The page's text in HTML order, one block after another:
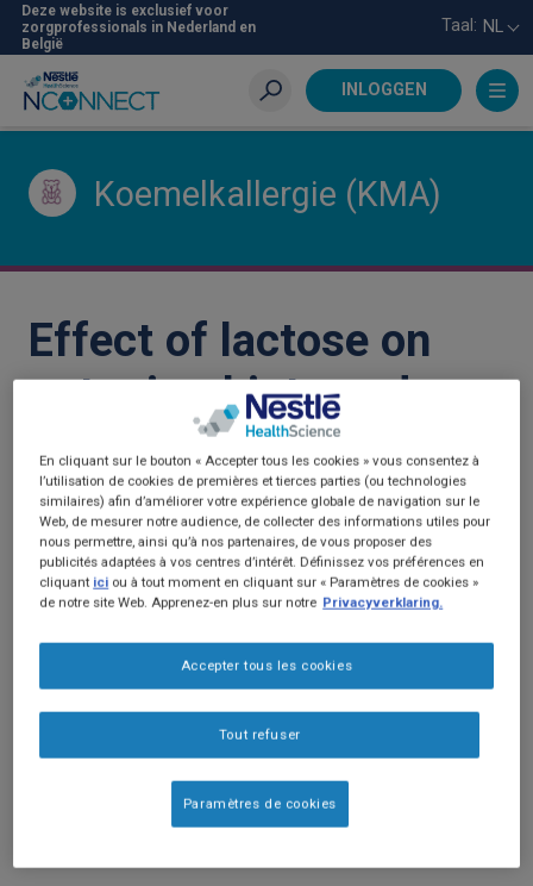
Skip
main
content
Deze website is exclusief voor
zorgprofessionals in Nederland en
België
Taal: NL
INLOGGEN
Zoeken
Koemelkallergie (KMA)
Effect of lactose on
gut microbiota and
metabolome of infants
with cow’s milk allergy
En cliquant sur le bouton « Accepter tous les cookies » vous consentez à
l’utilisation de cookies de premières et tierces parties (ou technologies
similaires) afin d’améliorer votre expérience globale de navigation sur le
Web, de mesurer notre audience, de collecter des informations utiles pour
nous permettre, ainsi qu’à nos partenaires, de vous proposer des
publicités adaptées à vos centres d’intérêt. Définissez vos préférences en
cliquant ici ou à tout moment en cliquant sur « Paramètres de cookies »
de notre site Web. Apprenez-en plus sur notre Privacyverklaring.
Tout refuser
Accepter tous les cookies
Paramètres de cookies